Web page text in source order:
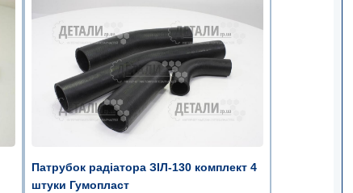
Патрубок радіатора ЗІЛ-130 комплект 4
штуки Гумопласт